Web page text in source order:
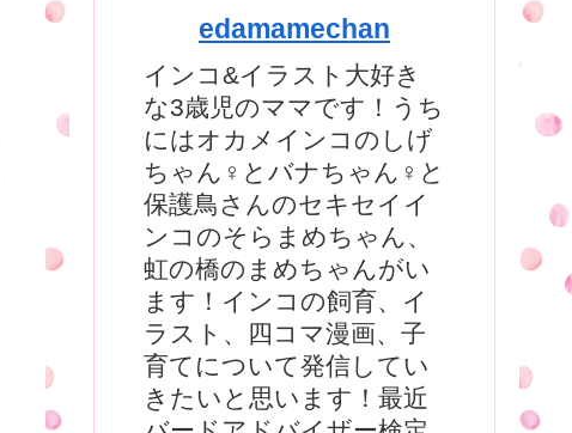
edamamechan
インコ&イラスト大好き
な3歳児のママです！うち
にはオカメインコのしげ
ちゃん♀とバナちゃん♀と
保護鳥さんのセキセイイ
ンコのそらまめちゃん、
虹の橋のまめちゃんがい
ます！インコの飼育、イ
ラスト、四コマ漫画、子
育てについて発信してい
きたいと思います！最近